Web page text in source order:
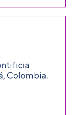
Colombia.